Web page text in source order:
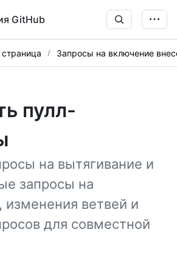
GitHub
Запросы на включение
пулл-
на вытягивание и
запросы на
изменения ветвей и
для совместной